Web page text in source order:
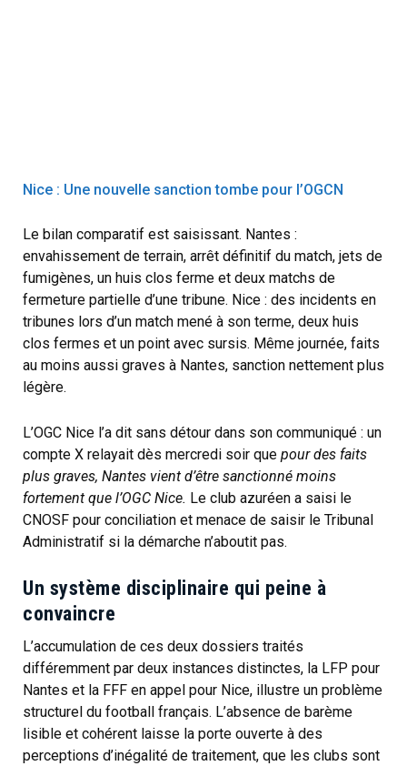
Nice : Une nouvelle sanction tombe pour l’OGCN
Le bilan comparatif est saisissant. Nantes :
envahissement de terrain, arrêt définitif du match, jets de
fumigènes, un huis clos ferme et deux matchs de
fermeture partielle d’une tribune. Nice : des incidents en
tribunes lors d’un match mené à son terme, deux huis
clos fermes et un point avec sursis. Même journée, faits
au moins aussi graves à Nantes, sanction nettement plus
légère.
L’OGC Nice l’a dit sans détour dans son communiqué : un
compte X relayait dès mercredi soir que pour des faits
plus graves, Nantes vient d’être sanctionné moins
fortement que l’OGC Nice. Le club azuréen a saisi le
CNOSF pour conciliation et menace de saisir le Tribunal
Administratif si la démarche n’aboutit pas.
Un système disciplinaire qui peine à
convaincre
L’accumulation de ces deux dossiers traités
différemment par deux instances distinctes, la LFP pour
Nantes et la FFF en appel pour Nice, illustre un problème
structurel du football français. L’absence de barème
lisible et cohérent laisse la porte ouverte à des
perceptions d’inégalité de traitement, que les clubs sont